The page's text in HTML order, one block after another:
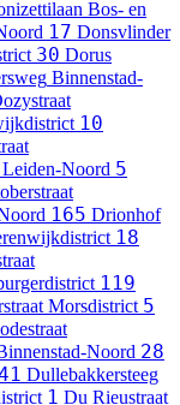
Bos- en
17 Donsvlinder
30 Dorus
Binnenstad-
10
Leiden-Noord 5
165 Drionhof
18
119
Morsdistrict 5
Noord 28
Dullebakkersteeg
1 Du Rieustraat